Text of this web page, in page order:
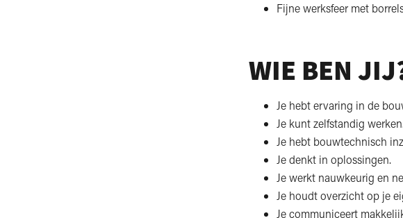
Fijne werksfeer met
WIE BEN
Je hebt ervaring in de
Je kunt zelfstandig werken.
Je hebt bouwtechnisch
Je denkt in oplossingen.
Je werkt nauwkeurig en
Je houdt overzicht op je
Je communiceert